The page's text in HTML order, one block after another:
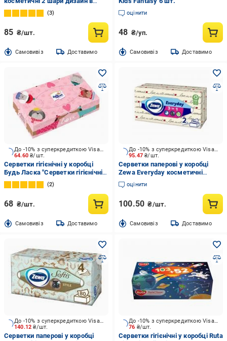
асортименті 200 шт.
3
85 ₴/шт.
Cамовивіз Доставимо
оцінити
48 ₴/уп.
Cамовивіз Доставимо
64.60₴/шт.
До -10% з суперкредиткою Visa Вигода
Серветки гігієнічні у коробці
Будь Ласка "Серветки гігієнічні у
коробці ТМ "Будь Ласка"
двошарові 150 шт." 150 шт.
2
68 ₴/шт.
Cамовивіз Доставимо
95.47₴/шт.
До -10% з суперкредиткою Visa Вигода
Серветки паперові у коробці
Zewa Everyday косметичні
двошарові 100 шт.
оцінити
100.50 ₴/шт.
Cамовивіз Доставимо
140.12₴/шт.
До -10% з суперкредиткою Visa Вигода
Серветки паперові у коробці
76 ₴/шт.
До -10% з суперкредиткою Visa Вигода
Серветки гігієнічні у коробці Ruta